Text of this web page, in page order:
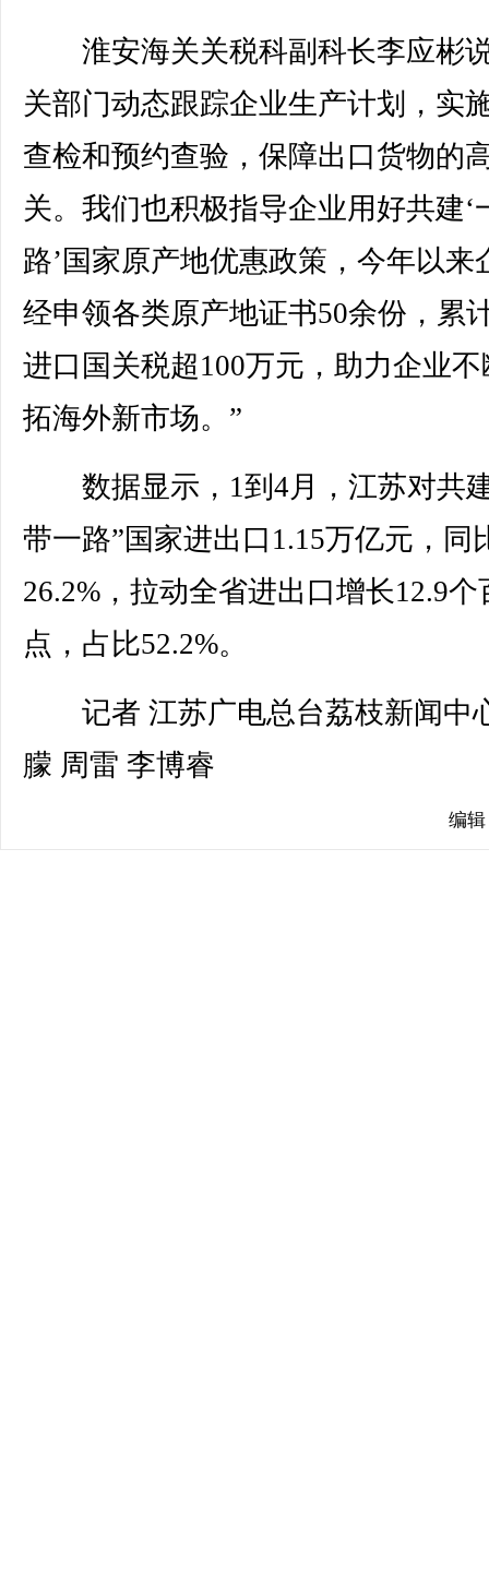
淮安海关关税科副科长李应彬
关部门动态跟踪企业生产计划，实
查检和预约查验，保障出口货物的
关。我们也积极指导企业用好共建‘
路’国家原产地优惠政策，今年以来
经申领各类原产地证书50余份，累
进口国关税超100万元，助力企业不
拓海外新市场。”
数据显示，1到4月，江苏对共
带一路”国家进出口1.15万亿元，同
26.2%，拉动全省进出口增长12.9个
点，占比52.2%。
记者 江苏广电总台荔枝新闻中
朦 周雷 李博睿
编